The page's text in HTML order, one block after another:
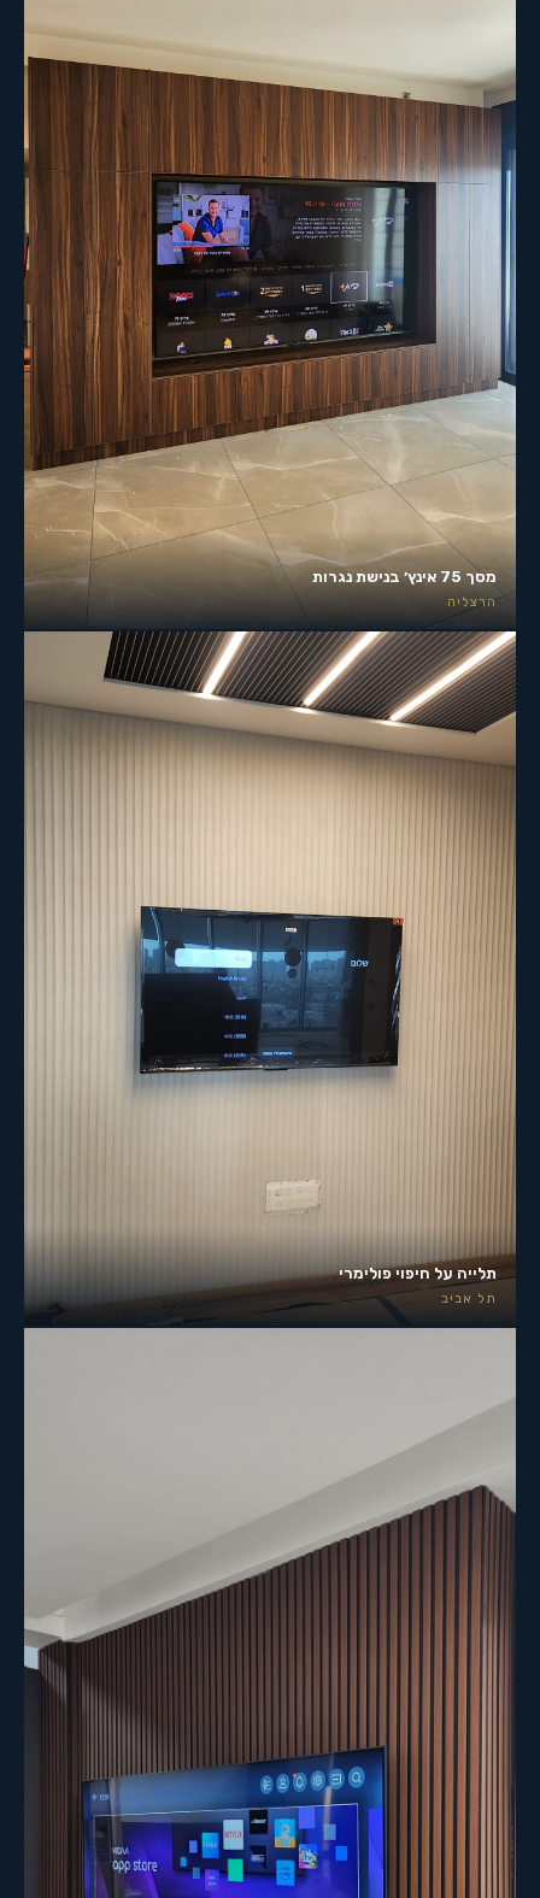
מסך 75 אינץ׳ בנישת נגרות
הרצליה
תלייה על חיפוי פולימרי
תל אביב